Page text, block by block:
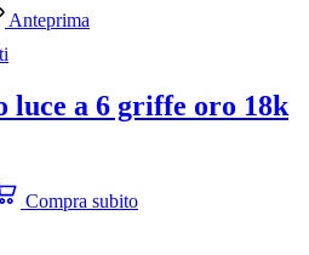
Anteprima
luce a 6 griffe oro 18k
Compra subito